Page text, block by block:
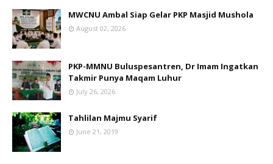
MWCNU Ambal Siap Gelar PKP Masjid Mushola
August 02, 2026
PKP-MMNU Buluspesantren, Dr Imam Ingatkan
Takmir Punya Maqam Luhur
July 26, 2026
Tahlilan Majmu Syarif
June 21, 2019